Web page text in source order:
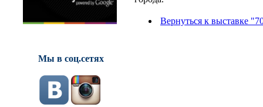
Мы в соц.сетях
Вернуться к выставке